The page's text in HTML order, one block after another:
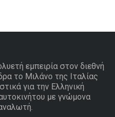
εμπειρία στον διεθνή
το Μιλάνο της Ιταλίας
για την Ελληνική
με γνώμονα